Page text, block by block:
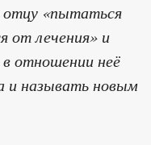
отцу «пытаться
от лечения» и
в отношении неё
и называть новым